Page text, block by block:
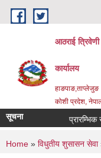
Skip to main content
आठराई त्रिवेणी
कार्यालय
हाङपाङ,ताप्लेजुङ
कोशी प्रदेश,
सूचना प्रारम्भिक
You are
Home » विधुतीय शुसासन सेवा